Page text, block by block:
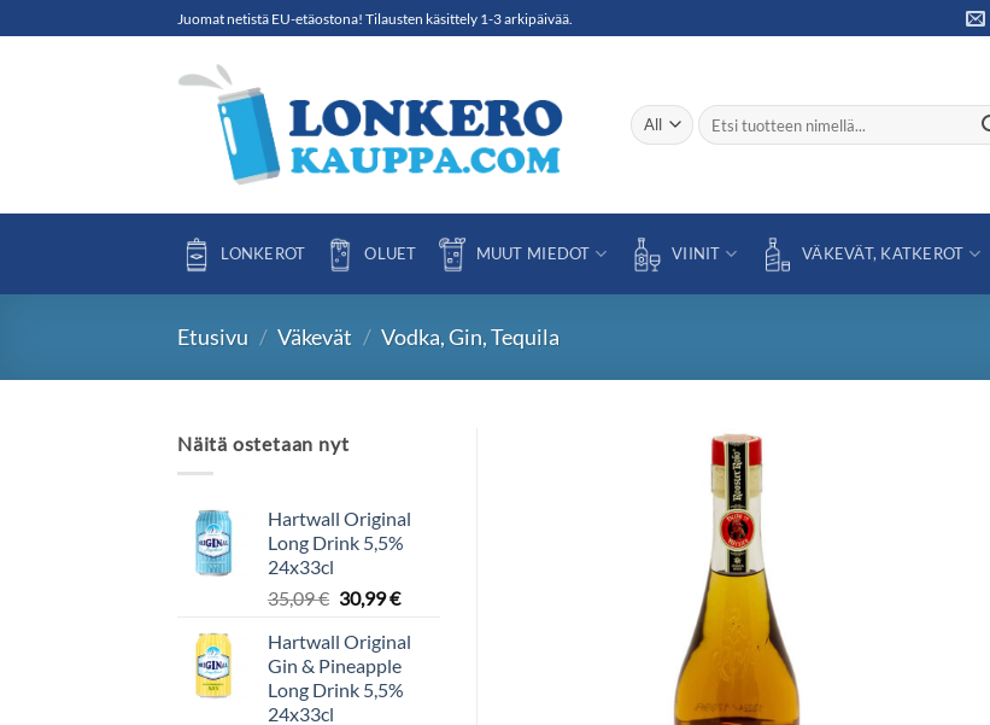
to
Juomat netistä EU-etäostona! Tilausten käsittely 1-3 arkipäivää.
Etsi:
LONKEROT OLUET MUUT MIEDOT VIINIT VÄKEVÄT, KATKEROT
Etusivu / Väkevät / Vodka, Gin, Tequila
Näitä ostetaan nyt
Hartwall Original
Long Drink 5,5%
24x33cl
35,09€ Alkuperäinen
oli:
35,09 €.
30,99€Nykyinen
on:
30,99 €.
Hartwall Original
Gin & Pineapple
Long Drink 5,5%
24x33cl